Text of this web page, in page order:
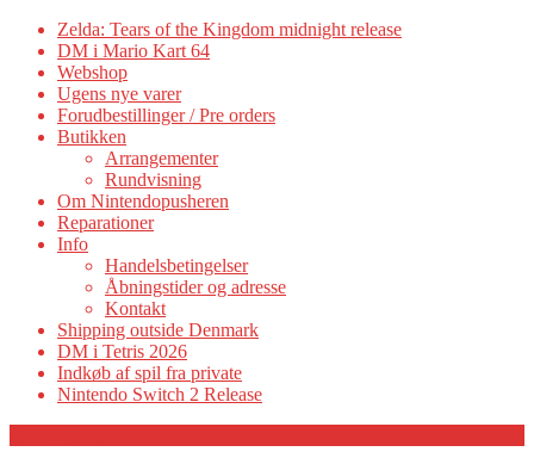
Zelda: Tears of the Kingdom midnight release
DM i Mario Kart 64
Webshop
Ugens nye varer
Forudbestillinger / Pre orders
Butikken
Arrangementer
Rundvisning
Om Nintendopusheren
Reparationer
Info
Handelsbetingelser
Åbningstider og adresse
Kontakt
Shipping outside Denmark
DM i Tetris 2026
Indkøb af spil fra private
Nintendo Switch 2 Release